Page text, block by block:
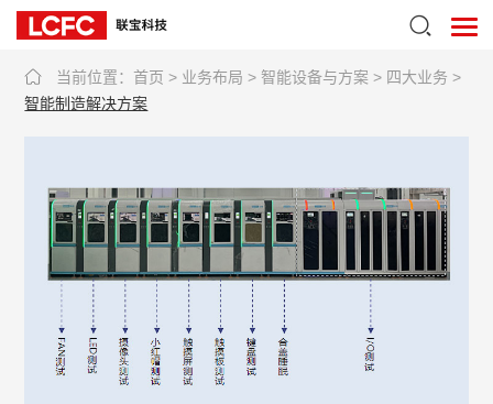
当前位置： 首页 > 业务布局 >智能设备与方案 > 四大业务 >
智能制造解决方案